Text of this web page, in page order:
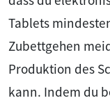
Tablets
Zubettgehen
Produktion des
kann. Indem du